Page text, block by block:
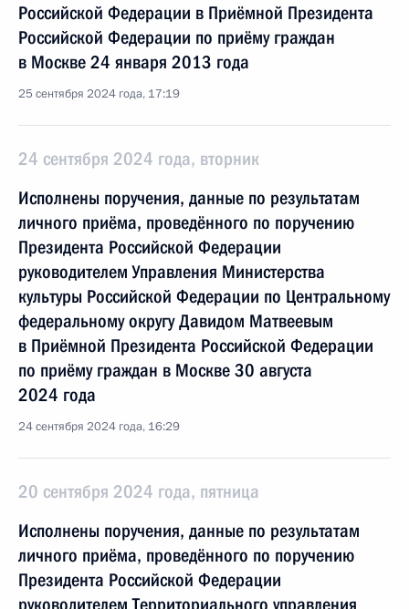
Российской Федерации в Приёмной Президента
Российской Федерации по приёму граждан
в Москве 24 января 2013 года
25 сентября 2024 года, 17:19
24 сентября 2024 года, вторник
Исполнены поручения, данные по результатам
личного приёма, проведённого по поручению
Президента Российской Федерации
руководителем Управления Министерства
культуры Российской Федерации по Центральному
федеральному округу Давидом Матвеевым
в Приёмной Президента Российской Федерации
по приёму граждан в Москве 30 августа
2024 года
24 сентября 2024 года, 16:29
20 сентября 2024 года, пятница
Исполнены поручения, данные по результатам
личного приёма, проведённого по поручению
Президента Российской Федерации
руководителем Территориального управления